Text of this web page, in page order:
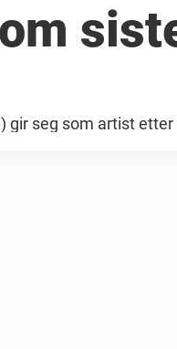
seg som artist etter